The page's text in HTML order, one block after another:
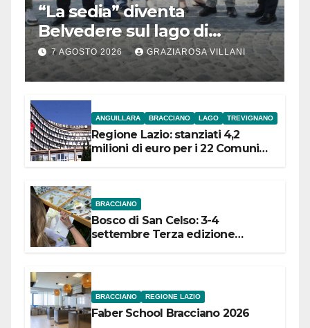
“La sedia” diventa
Belvedere sul lago di
Bracciano: ieri
l’inaugurazione
7 AGOSTO 2026 GRAZIAROSA VILLANI
ANGUILLARA BRACCIANO LAGO TREVIGNANO
Regione Lazio: stanziati 4,2
milioni di euro per i 22 Comuni
BRACCIANO
Bosco di San Celso: 3-4
settembre Terza edizione
BRACCIANO REGIONE LAZIO
Faber School Bracciano 2026